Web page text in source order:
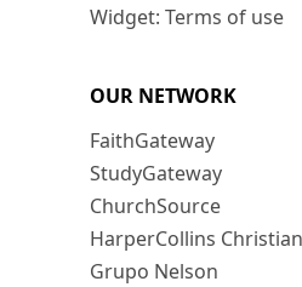
Widget: Terms of use
OUR NETWORK
FaithGateway
StudyGateway
ChurchSource
HarperCollins
Grupo Nelson